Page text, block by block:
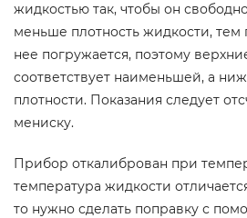
жидкостью так, чтобы он
меньше плотность жидкости, тем
нее погружается, поэтому
соответствует наименьшей, а
плотности. Показания следует
мениску.
Прибор откалиброван при
температура жидкости
то нужно сделать поправку с